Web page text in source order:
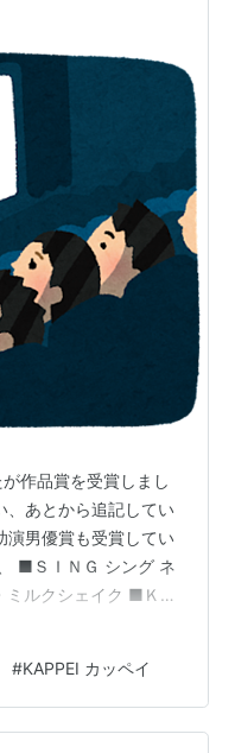
作品賞を受賞しまし
、あとから追記してい
演男優賞も受賞してい
■ＳＩＮＧ シング ネ
ルクシェイク ■ＫＡ
ＩＮＧは前作より派
した。 アイナ・ジ・
。 そうそうＢ’ｚの稲
。 歌のシーンは圧巻
#KAPPEI カッペイ